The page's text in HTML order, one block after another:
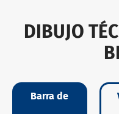
DIBUJO
Barra de